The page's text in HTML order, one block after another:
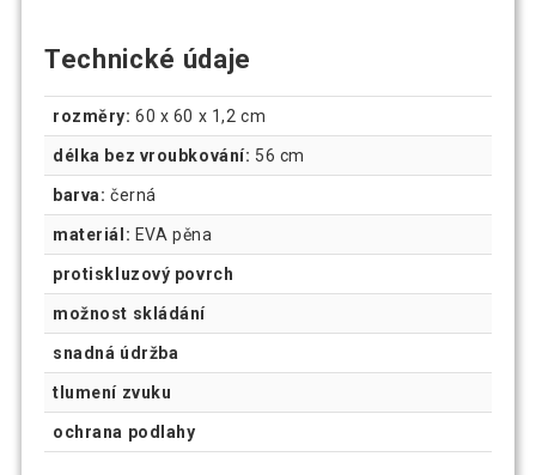
Technické údaje
rozměry: 60 x 60 x 1,2 cm
délka bez vroubkování: 56 cm
barva: černá
materiál: EVA pěna
protiskluzový povrch
možnost skládání
snadná údržba
tlumení zvuku
ochrana podlahy